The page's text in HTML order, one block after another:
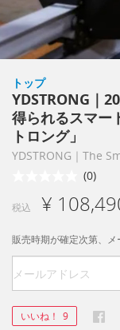
トップ
YDSTRONG｜
得られるスマー
トロング」
YDSTRONG｜The
(0)
税込 ¥
販売時期が確定次第、メ
いいね！ 9